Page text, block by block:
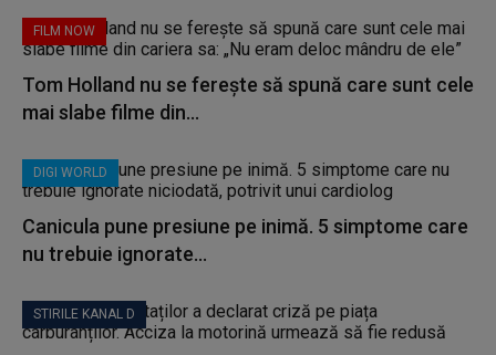
FILM NOW
Tom Holland nu se ferește să spună care sunt cele
mai slabe filme din...
DIGI WORLD
Canicula pune presiune pe inimă. 5 simptome care
nu trebuie ignorate...
STIRILE KANAL D